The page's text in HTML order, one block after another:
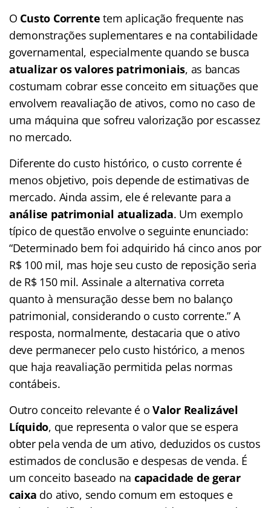
O Custo Corrente tem aplicação frequente nas
demonstrações suplementares e na contabilidade
governamental, especialmente quando se busca
atualizar os valores patrimoniais, as bancas
costumam cobrar esse conceito em situações que
envolvem reavaliação de ativos, como no caso de
uma máquina que sofreu valorização por escassez
no mercado.
Diferente do custo histórico, o custo corrente é
menos objetivo, pois depende de estimativas de
mercado. Ainda assim, ele é relevante para a
análise patrimonial atualizada. Um exemplo
típico de questão envolve o seguinte enunciado:
“Determinado bem foi adquirido há cinco anos por
R$ 100 mil, mas hoje seu custo de reposição seria
de R$ 150 mil. Assinale a alternativa correta
quanto à mensuração desse bem no balanço
patrimonial, considerando o custo corrente.” A
resposta, normalmente, destacaria que o ativo
deve permanecer pelo custo histórico, a menos
que haja reavaliação permitida pelas normas
contábeis.
Outro conceito relevante é oValor Realizável
Líquido, que representa o valor que se espera
obter pela venda de um ativo, deduzidos os custos
estimados de conclusão e despesas de venda. É
um conceito baseado na capacidade de gerar
caixa do ativo, sendo comum em estoques e